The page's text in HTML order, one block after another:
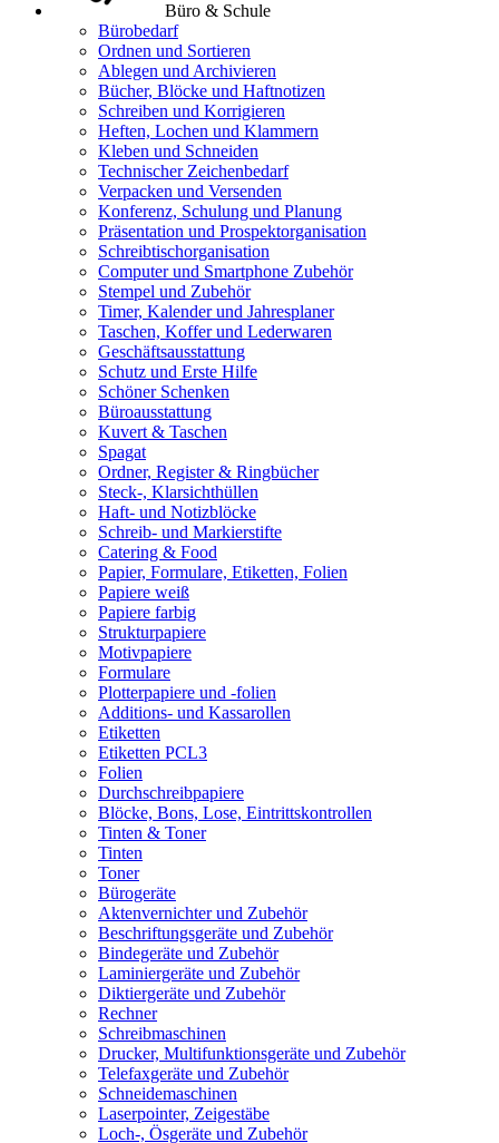
Büro & Schule
Bürobedarf
Ordnen und Sortieren
Ablegen und Archivieren
Bücher, Blöcke und Haftnotizen
Schreiben und Korrigieren
Heften, Lochen und Klammern
Kleben und Schneiden
Technischer Zeichenbedarf
Verpacken und Versenden
Konferenz, Schulung und Planung
Präsentation und Prospektorganisation
Schreibtischorganisation
Computer und Smartphone Zubehör
Stempel und Zubehör
Timer, Kalender und Jahresplaner
Taschen, Koffer und Lederwaren
Geschäftsausstattung
Schutz und Erste Hilfe
Schöner Schenken
Büroausstattung
Kuvert & Taschen
Spagat
Ordner, Register & Ringbücher
Steck-, Klarsichthüllen
Haft- und Notizblöcke
Schreib- und Markierstifte
Catering & Food
Papier, Formulare, Etiketten, Folien
Papiere weiß
Papiere farbig
Strukturpapiere
Motivpapiere
Formulare
Plotterpapiere und -folien
Additions- und Kassarollen
Etiketten
Etiketten PCL3
Folien
Durchschreibpapiere
Blöcke, Bons, Lose, Eintrittskontrollen
Tinten & Toner
Tinten
Toner
Bürogeräte
Aktenvernichter und Zubehör
Beschriftungsgeräte und Zubehör
Bindegeräte und Zubehör
Laminiergeräte und Zubehör
Diktiergeräte und Zubehör
Rechner
Schreibmaschinen
Drucker, Multifunktionsgeräte und Zubehör
Telefaxgeräte und Zubehör
Schneidemaschinen
Laserpointer, Zeigestäbe
Loch-, Ösgeräte und Zubehör